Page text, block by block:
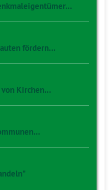
fördern…
von Kirchen…